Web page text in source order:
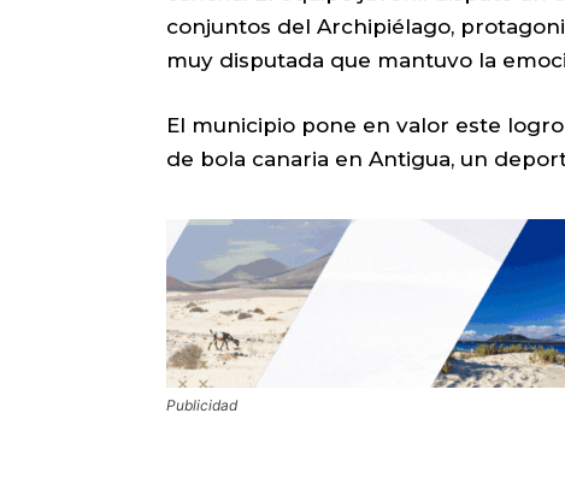
conjuntos del Archipiélago,
muy disputada que mantuvo la
El municipio pone en valor este
de bola canaria en Antigua, un
Publicidad